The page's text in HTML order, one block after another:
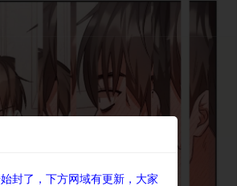
封了，下方网域有更新，大家